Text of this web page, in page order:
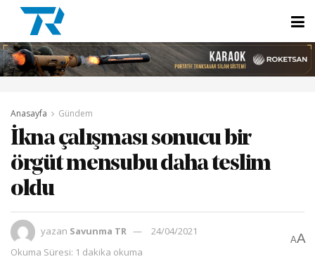
Anasayfa Gündem
İkna çalışması sonucu bir
örgüt mensubu daha teslim
oldu
yazan Savunma TR
24/04/2021
Okuma Süresi: 1 dakika okuma
AA